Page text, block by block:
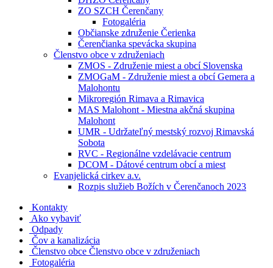
ZO SZCH Čerenčany
Fotogaléria
Občianske združenie Čerienka
Čerenčianka spevácka skupina
Členstvo obce v združeniach
ZMOS - Združenie miest a obcí Slovenska
ZMOGaM - Združenie miest a obcí Gemera a
Malohontu
Mikroregión Rimava a Rimavica
MAS Malohont - Miestna akčná skupina
Malohont
UMR - Udržateľný mestský rozvoj Rimavská
Sobota
RVC - Regionálne vzdelávacie centrum
DCOM - Dátové centrum obcí a miest
Evanjelická cirkev a.v.
Rozpis služieb Božích v Čerenčanoch 2023
Kontakty
Ako vybaviť
Odpady
Čov a kanalizácia
Členstvo obce Členstvo obce v združeniach
Fotogaléria